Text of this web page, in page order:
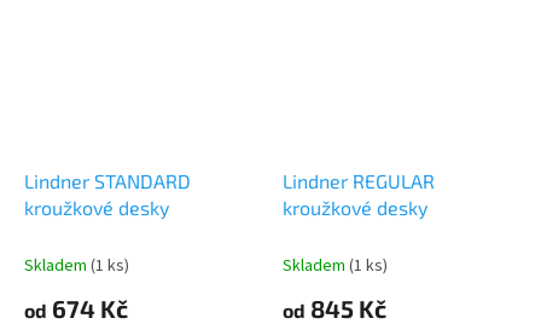
Lindner STANDARD
kroužkové desky
Skladem (1 ks)
od 674 Kč
Lindner REGULAR
kroužkové desky
Skladem (1 ks)
od 845 Kč